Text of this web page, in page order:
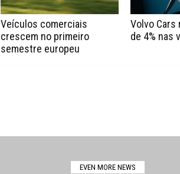
Veículos comerciais
crescem no primeiro
semestre europeu
Volvo Cars
de 4% nas
EVEN MORE NEWS